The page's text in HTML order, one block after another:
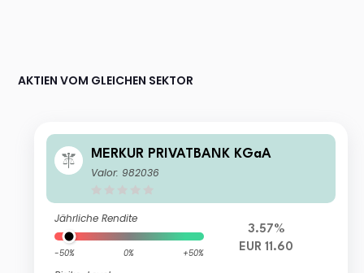
AKTIEN VOM GLEICHEN SEKTOR
MERKUR PRIVATBANK KGaA
Valor: 982036
Jährliche Rendite
-50% 0% +50%
3.57%
EUR 11.60